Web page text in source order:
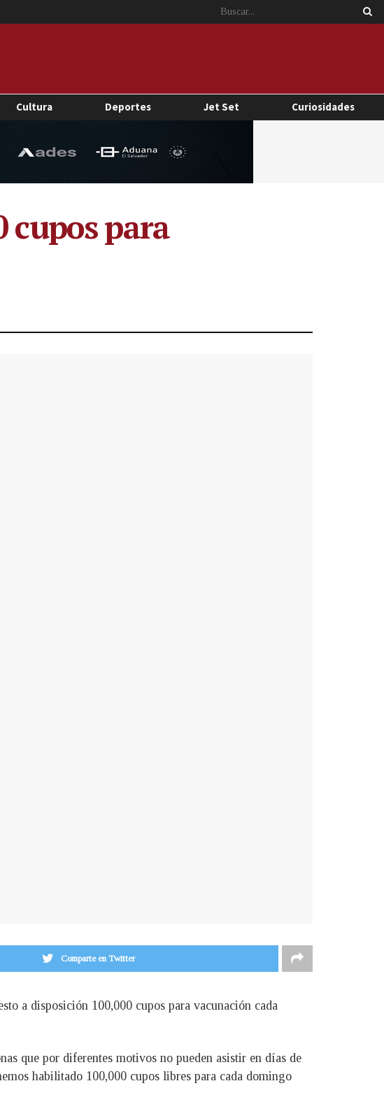
Cultura Deportes Jet Set Curiosidades
cupos para
Comparte en Twitter
a disposición 100,000 cupos para vacunación cada
que por diferentes motivos no pueden asistir en días de
habilitado 100,000 cupos libres para cada domingo